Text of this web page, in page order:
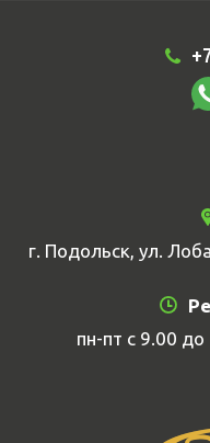
г. Подольск, ул.
пн-пт с 9.00